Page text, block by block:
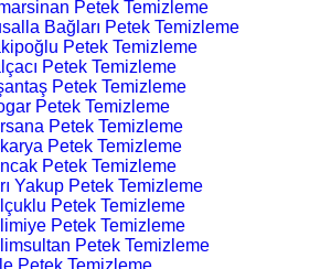
Petek Temizleme
Bağları Petek Temizleme
Petek Temizleme
Petek Temizleme
Petek Temizleme
Petek Temizleme
Petek Temizleme
Petek Temizleme
Petek Temizleme
Yakup Petek Temizleme
Petek Temizleme
Petek Temizleme
Petek Temizleme